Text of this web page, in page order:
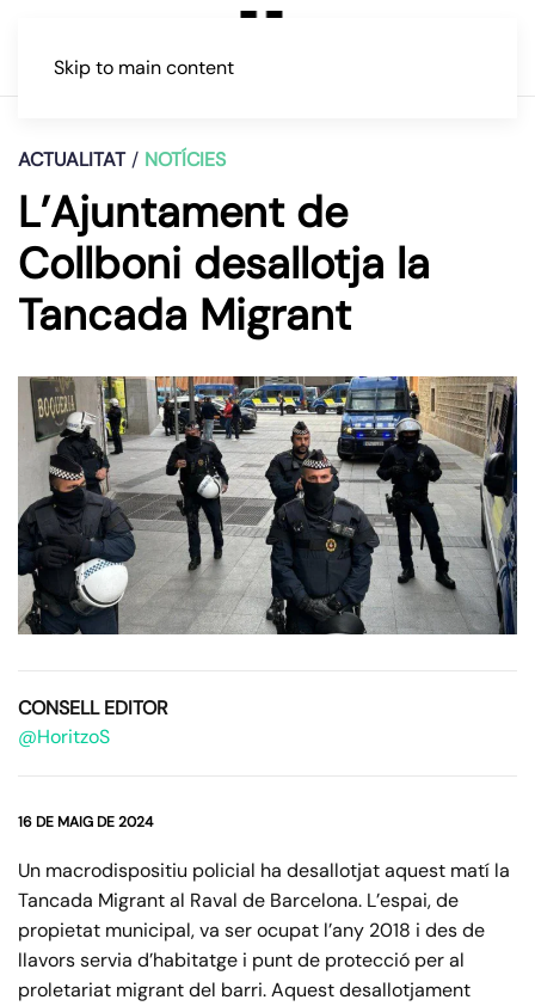
Skip to main content
ACTUALITAT NOTÍCIES
L’Ajuntament de
Collboni desallotja la
Tancada Migrant
CONSELL EDITOR
@HoritzoS
16 DE MAIG DE 2024
Un macrodispositiu policial ha desallotjat aquest matí la
Tancada Migrant al Raval de Barcelona. L’espai, de
propietat municipal, va ser ocupat l’any 2018 i des de
llavors servia d’habitatge i punt de protecció per al
proletariat migrant del barri. Aquest desallotjament